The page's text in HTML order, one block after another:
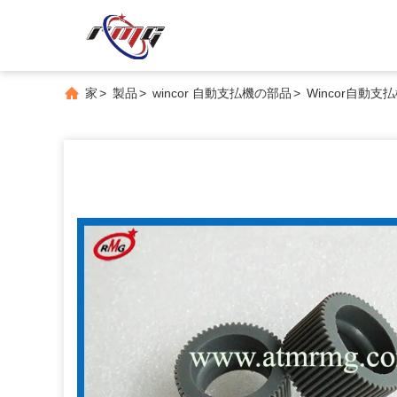
家> 製品> wincor 自動支払機の部品> Wincor自動支